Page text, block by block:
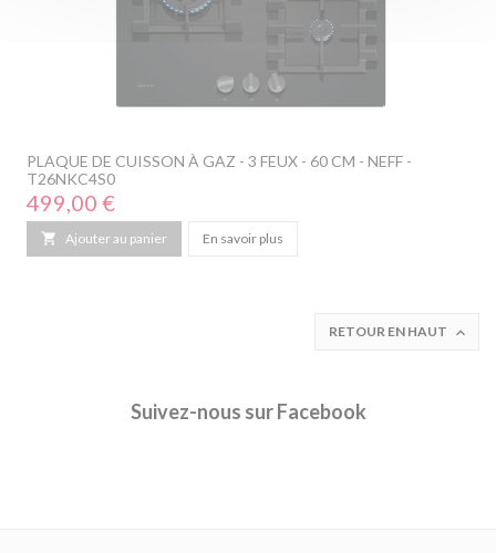
PLAQUE DE CUISSON À GAZ - 3 FEUX - 60 CM - NEFF -
T26NKC4S0
Prix
499,00 €
 Ajouter au panier En savoir plus
RETOUR EN HAUT 
Suivez-nous sur Facebook